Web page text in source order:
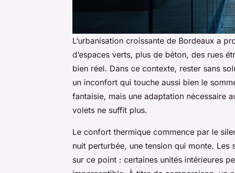
L’urbanisation croissante de Bordeaux a
d’espaces verts, plus de béton, des rues
bien réel. Dans ce contexte, rester sans
un inconfort qui touche aussi bien le
fantaisie, mais une adaptation nécessaire
volets ne suffit plus.
Le confort thermique commence par le
nuit perturbée, une tension qui monte.
sur ce point : certaines unités intérieures